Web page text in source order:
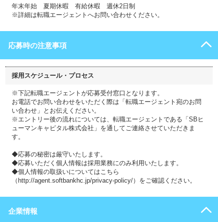
年末年始 夏期休暇 有給休暇 週休2日制
※詳細は転職エージェントへお問い合わせください。
応募時の注意事項
採用スケジュール・プロセス
※下記転職エージェントが応募受付窓口となります。
お電話でお問い合わせをいただく際は「転職エージェント宛のお問
い合わせ」とお伝えください。
※エントリー後の流れについては、転職エージェントである「SBヒ
ューマンキャピタル株式会社」を通してご連絡させていただきま
す。
◆応募の秘密は厳守いたします。
◆応募いただく個人情報は採用業務にのみ利用いたします。
◆個人情報の取扱いについてはこちら
（http://agent.softbankhc.jp/privacy-policy/）をご確認ください。
企業情報